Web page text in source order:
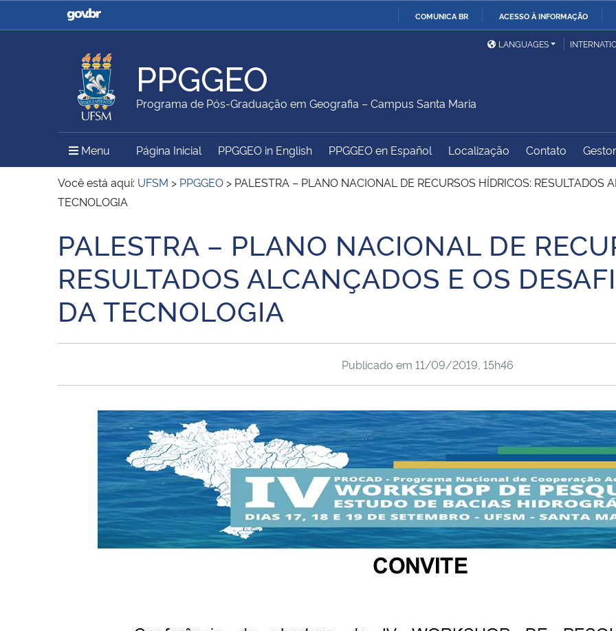
COMUNICA BR ACESSO À INFORMAÇÃO
Casa Civil
Ministério da Justiça e
Ministério da Defesa
Ministério das Relações
Exteriores
Ministério da Agricultura,
Pecuária e Abastecimento
Ministério da Educação
Ministério do Meio Ambiente Ministério do Turismo
Ministério do
Desenvolvimento Regional
Controladoria-Geral da
União
Institucional
LANGUAGES
PPGGEO
Programa de Pós-Graduação em Geografia – Campus Santa Maria
Menu Menu Principal do Sítio
Página Inicial PPGGEO in English PPGGEO en Español Localização Contato
Você está aqui: UFSM > PPGGEO > PALESTRA – PLANO NACIONAL DE RECURSOS HÍDRICOS: RESULTADOS
TECNOLOGIA
Início do conteúdo
PALESTRA – PLANO NACIONAL DE
RESULTADOS ALCANÇADOS E OS
DA TECNOLOGIA
Publicado em 11/09/2019, 15h46